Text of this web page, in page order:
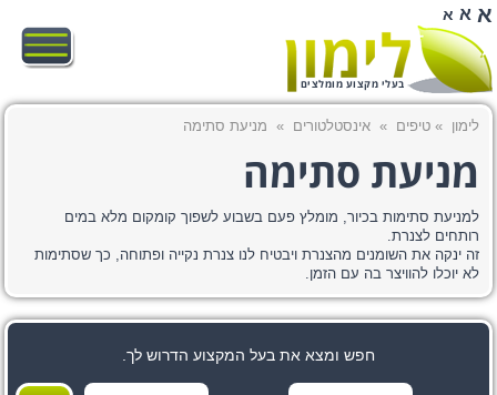
א א א
בעלי מקצוע מומלצים
לימון » טיפים » אינסטלטורים » מניעת סתימה
מניעת סתימה
למניעת סתימות בכיור, מומלץ פעם בשבוע לשפוך קומקום מלא במים
רותחים לצנרת.
זה ינקה את השומנים מהצנרת ויבטיח לנו צנרת נקייה ופתוחה, כך שסתימות
לא יוכלו להוויצר בה עם הזמן.
חפש ומצא את בעל המקצוע הדרוש לך.